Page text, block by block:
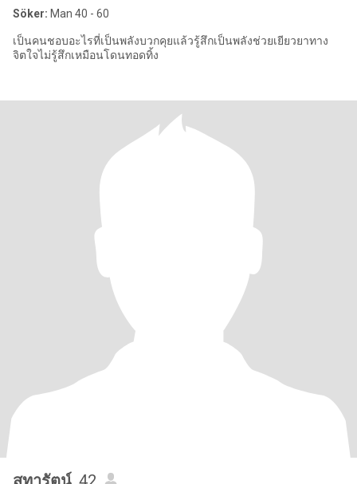
Söker: Man 40 - 60
เป็นคนชอบอะไรที่เป็นพลังบวกคุยแล้วรู้สึกเป็นพลังช่วยเยียวยาทาง
จิตใจไม่รู้สึกเหมือนโดนทอดทิ้ง